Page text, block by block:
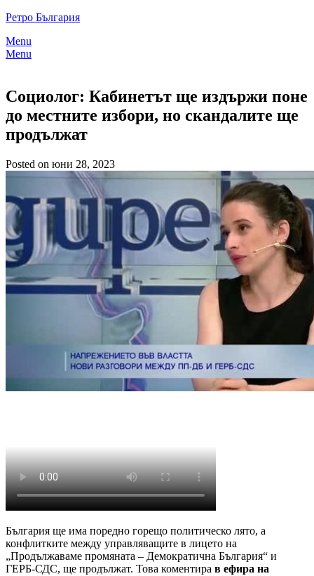
Skip
content
Ретро България
Menu
Menu
Социолог: Кабинетът ще издържи поне
до местните избори, но скандалите ще
продължат
Posted on юни 28, 2023
България ще има поредно горещо политическо лято, а
конфлитките между управляващите в лицето на
„Продължаваме промяната – Демократична България“ и
ГЕРБ-СДС, ще продължат. Това коментира в ефира на